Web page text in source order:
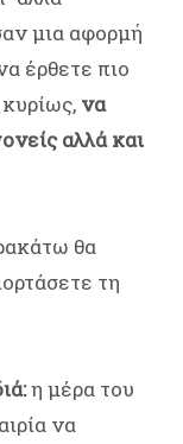
μια αφορμή
έρθετε πιο
να
αλλά και
θα
τη
η μέρα του
να